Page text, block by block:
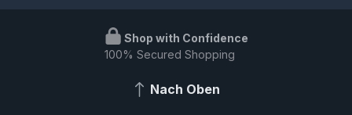
Shop with Confidence
100% Secured Shopping
Nach Oben